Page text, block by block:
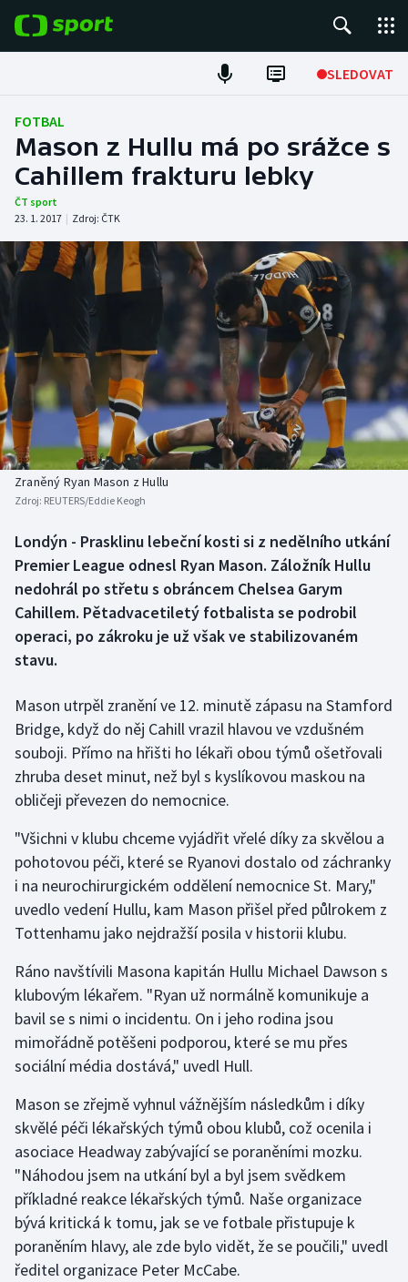
SLEDOVAT
Fotbal
Hokej
Tenis
Atletika
Cyklistika
DALŠÍ SPORTY
Americký fotbal
Baseball a softbal
Basketbal
Biatlon
Boby a skeleton
Box
Curling
Florbal
Futsal
Golf
Gymnastika
Házená
Judo
Krasobruslení
Lezení
Lyže a snowboard
Moderní pětiboj
Motorsport
Olympijské hry
NEPŘEHLÉDNĚTE
Soutěže
Historické návraty
Aplikace ČT sport
AZ kvíz
FOTBAL
Mason z Hullu má po srážce s
Cahillem frakturu lebky
ČT sport
23. 1. 2017 | Zdroj: ČTK
Zraněný Ryan Mason z Hullu
Zdroj: REUTERS/Eddie Keogh
Londýn - Prasklinu lebeční kosti si z nedělního utkání
Premier League odnesl Ryan Mason. Záložník Hullu
nedohrál po střetu s obráncem Chelsea Garym
Cahillem. Pětadvacetiletý fotbalista se podrobil
operaci, po zákroku je už však ve stabilizovaném
stavu.
Mason utrpěl zranění ve 12. minutě zápasu na Stamford
Bridge, když do něj Cahill vrazil hlavou ve vzdušném
souboji. Přímo na hřišti ho lékaři obou týmů ošetřovali
zhruba deset minut, než byl s kyslíkovou maskou na
obličeji převezen do nemocnice.
"Všichni v klubu chceme vyjádřit vřelé díky za skvělou a
pohotovou péči, které se Ryanovi dostalo od záchranky
i na neurochirurgickém oddělení nemocnice St. Mary,"
uvedlo vedení Hullu, kam Mason přišel před půlrokem z
Tottenhamu jako nejdražší posila v historii klubu.
Ráno navštívili Masona kapitán Hullu Michael Dawson s
klubovým lékařem. "Ryan už normálně komunikuje a
bavil se s nimi o incidentu. On i jeho rodina jsou
mimořádně potěšeni podporou, které se mu přes
sociální média dostává," uvedl Hull.
Mason se zřejmě vyhnul vážnějším následkům i díky
skvělé péči lékařských týmů obou klubů, což ocenila i
asociace Headway zabývající se poraněními mozku.
"Náhodou jsem na utkání byl a byl jsem svědkem
příkladné reakce lékařských týmů. Naše organizace
bývá kritická k tomu, jak se ve fotbale přistupuje k
poraněním hlavy, ale zde bylo vidět, že se poučili," uvedl
ředitel organizace Peter McCabe.